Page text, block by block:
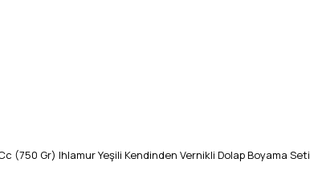
(750 Gr) Ihlamur Yeşili Kendinden Vernikli Dolap Boyama Seti